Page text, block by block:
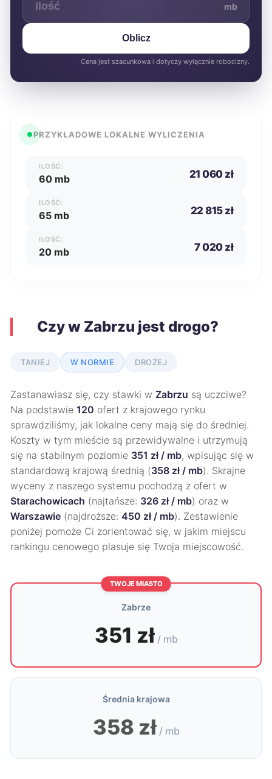
mb
Oblicz
Cena jest szacunkowa i dotyczy wyłącznie robocizny.
PRZYKŁADOWE LOKALNE WYLICZENIA
ILOŚĆ:
60 mb 21 060 zł
ILOŚĆ:
65 mb 22 815 zł
ILOŚĆ:
20 mb 7 020 zł
Czy w Zabrzu jest drogo?
TANIEJ W NORMIE DROŻEJ
Zastanawiasz się, czy stawki w Zabrzu są uczciwe?
Na podstawie 120 ofert z krajowego rynku
sprawdziliśmy, jak lokalne ceny mają się do średniej.
Koszty w tym mieście są przewidywalne i utrzymują
się na stabilnym poziomie 351 zł / mb, wpisując się w
standardową krajową średnią (358 zł / mb). Skrajne
wyceny z naszego systemu pochodzą z ofert w
Starachowicach (najtańsze: 326 zł / mb) oraz w
Warszawie (najdroższe: 450 zł / mb). Zestawienie
poniżej pomoże Ci zorientować się, w jakim miejscu
rankingu cenowego plasuje się Twoja miejscowość.
TWOJE MIASTO
Zabrze
351 zł / mb
Średnia krajowa
358 zł / mb